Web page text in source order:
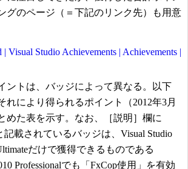
グのページ（＝下記のリンク先）も用意
| Visual Studio Achievements | Achievements |
ントは、バッジによって異なる。以下
れにより得られるポイント（2012年3月
めた表を示す。なお、［説明］欄に
記載されているバッジは、Visual Studio
だけで獲得できるものである
Professionalでも「FxCop使用」を有効